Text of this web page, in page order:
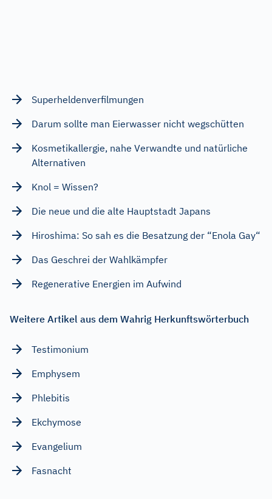
Superheldenverfilmungen
Darum sollte man Eierwasser nicht wegschütten
Kosmetikallergie, nahe Verwandte und natürliche
Alternativen
Knol = Wissen?
Die neue und die alte Hauptstadt Japans
Hiroshima: So sah es die Besatzung der “Enola Gay“
Das Geschrei der Wahlkämpfer
Regenerative Energien im Aufwind
Weitere Artikel aus dem Wahrig Herkunftswörterbuch
Testimonium
Emphysem
Phlebitis
Ekchymose
Evangelium
Fasnacht